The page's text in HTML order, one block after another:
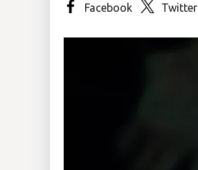
Multimedia
Facebook Twitter